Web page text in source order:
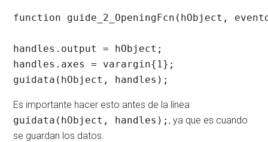
function guide_2_OpeningFcn(hObject,
handles.output = hObject;
handles.axes = varargin{1};
guidata(hObject, handles);
Es importante hacer esto antes de la línea
guidata(hObject, handles); , ya que es cuando
se guardan los datos.